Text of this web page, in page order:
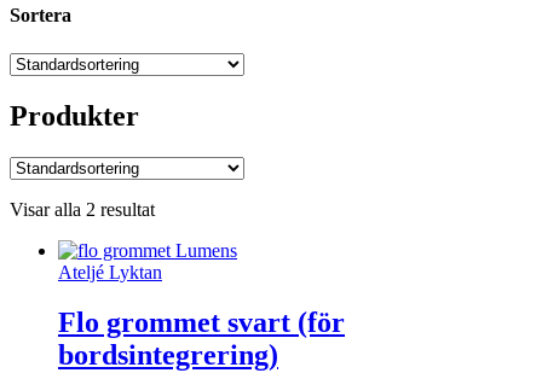
Sortera
Produkter
Visar alla 2 resultat
Ateljé Lyktan
Flo grommet svart (för
bordsintegrering)